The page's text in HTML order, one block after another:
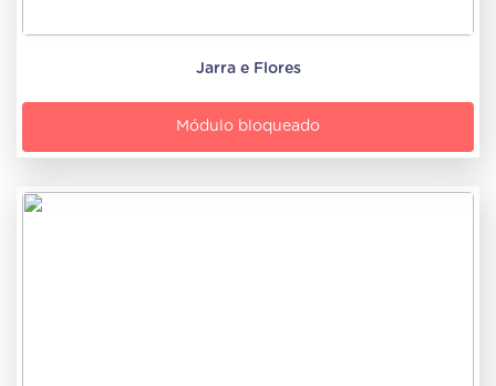
Jarra e Flores
Módulo bloqueado